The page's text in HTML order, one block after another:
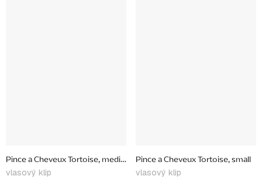
Pince a Cheveux Tortoise, medium
vlasový klip
Pince a Cheveux Tortoise, small
vlasový klip